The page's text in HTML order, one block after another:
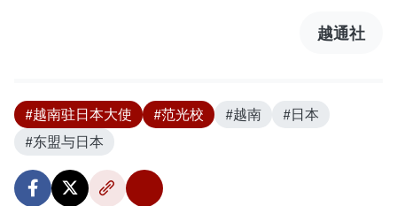
越通社
#越南驻日本大使 #范光校 #越南
#日本
#东盟与日本